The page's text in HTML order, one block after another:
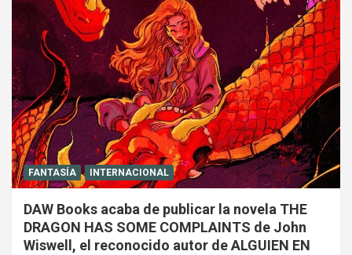
FANTASÍA INTERNACIONAL
DAW Books acaba de publicar la novela THE
DRAGON HAS SOME COMPLAINTS de John
Wiswell, el reconocido autor de ALGUIEN EN